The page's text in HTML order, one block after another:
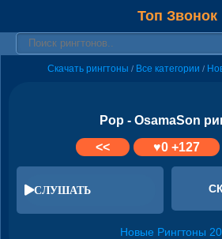
Топ Звонок
Скачать рингтоны / Все категории /
Pop - OsamaSon
<<
♥0+127
СЛУШАТЬ
Новые Рингтоны